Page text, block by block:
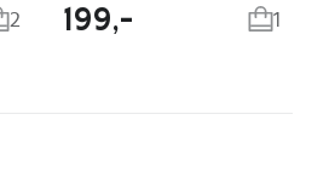
2 199,- 1